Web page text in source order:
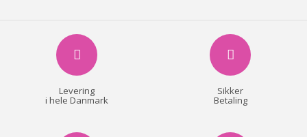
Levering
i hele Danmark
Sikker
Betaling